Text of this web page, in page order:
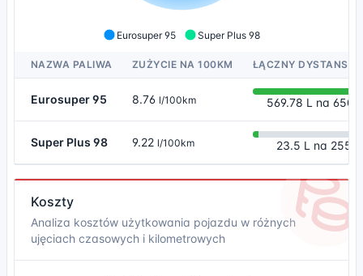
Eurosuper 95 Super Plus 98
NAZWA PALIWA ZUŻYCIE NA 100KM ŁĄCZNY DYSTANS
Eurosuper 95 8.76 l/100km 569.78 L na
Super Plus 98 9.22 l/100km 23.5 L na 255
Koszty
Analiza kosztów użytkowania pojazdu w różnych
ujęciach czasowych i kilometrowych